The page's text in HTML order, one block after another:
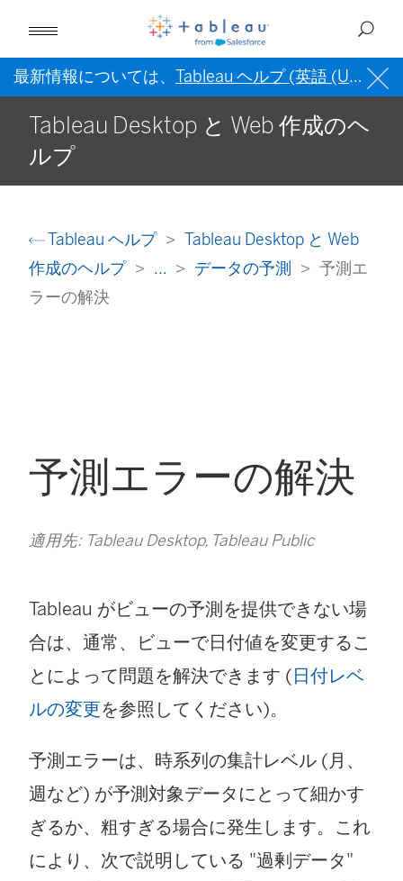
最新情報については、 Tableau ヘルプ (英語 (US)) を
Tableau Desktop と Web 作成のヘ
ルプ
Tableau ヘルプ
Tableau Desktop と Web
作成のヘルプ
... データの予測
予測エ
ラーの解決
予測エラーの解決
適用先: Tableau Desktop, Tableau Public
Tableau がビューの予測を提供できない場
合は、通常、ビューで日付値を変更するこ
とによって問題を解決できます (日付レベ
ルの変更を参照してください)。
予測エラーは、時系列の集計レベル (月、
週など) が予測対象データにとって細かす
ぎるか、粗すぎる場合に発生します。これ
により、次で説明している "過剰データ"